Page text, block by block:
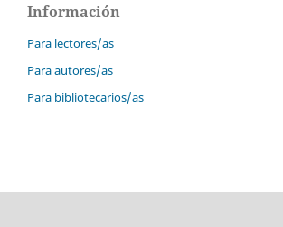
Información
Para lectores/as
Para autores/as
Para bibliotecarios/as